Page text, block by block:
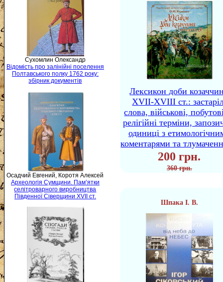
Сухомлин Олександр
Відомість про залінійні поселення
Полтавського полку 1762 року:
збірник документів
Осадчий Евгений, Коротя Алексей
Археологія Сумщини. Пам’ятки
селітроварного виробництва
Південної Сіверщини XVII ст.
Лексикон доби
XVII-XVIII ст.:
слова, військові,
релігійні терміни,
одиниці з
коментарями та
200 грн.
360 грн.
Шпака І. В.